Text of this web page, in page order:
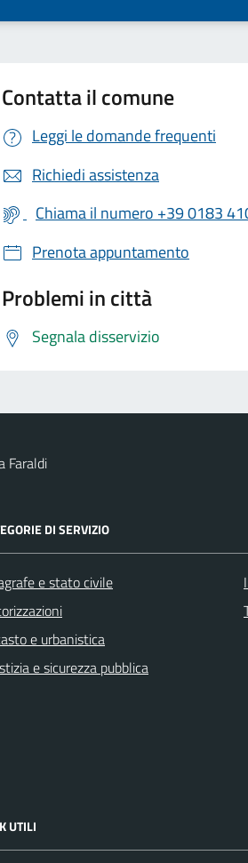
Contatta il comune
Leggi le domande frequenti
Richiedi assistenza
Chiama il numero +39 0183
Prenota appuntamento
Problemi in città
Segnala disservizio
Faraldi
DI SERVIZIO
e stato civile
e urbanistica
e sicurezza pubblica
UTILI